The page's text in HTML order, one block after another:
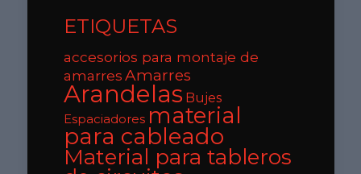
ETIQUETAS
accesorios para montaje de
amarresAmarres
Arandelas Bujes
Espaciadores material
para cableado
Material para tableros